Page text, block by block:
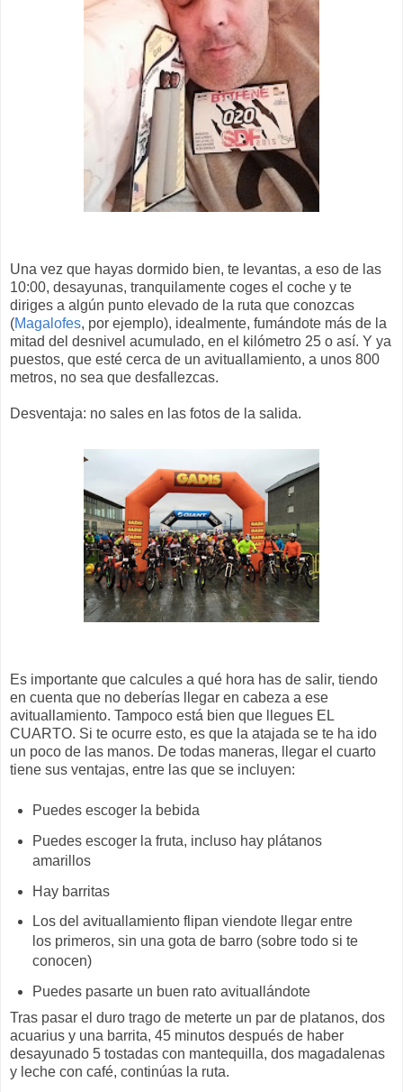
Una vez que hayas dormido bien, te levantas, a eso de las
10:00, desayunas, tranquilamente coges el coche y te
diriges a algún punto elevado de la ruta que conozcas
(Magalofes, por ejemplo), idealmente, fumándote más de la
mitad del desnivel acumulado, en el kilómetro 25 o así. Y ya
puestos, que esté cerca de un avituallamiento, a unos 800
metros, no sea que desfallezcas.
Desventaja: no sales en las fotos de la salida.
Es importante que calcules a qué hora has de salir, tiendo
en cuenta que no deberías llegar en cabeza a ese
avituallamiento. Tampoco está bien que llegues EL
CUARTO. Si te ocurre esto, es que la atajada se te ha ido
un poco de las manos. De todas maneras, llegar el cuarto
tiene sus ventajas, entre las que se incluyen:
Puedes escoger la bebida
Puedes escoger la fruta, incluso hay plátanos
amarillos
Hay barritas
Los del avituallamiento flipan viendote llegar entre
los primeros, sin una gota de barro (sobre todo si te
conocen)
Puedes pasarte un buen rato avituallándote
Tras pasar el duro trago de meterte un par de platanos, dos
acuarius y una barrita, 45 minutos después de haber
desayunado 5 tostadas con mantequilla, dos magadalenas
y leche con café, continúas la ruta.